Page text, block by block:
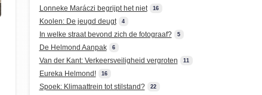
Lonneke Maráczi begrijpt het niet
16
Koolen: De jeugd deugt 4
In welke straat bevond zich de fotograaf? 5
De Helmond Aanpak 6
Van der Kant: Verkeersveiligheid vergroten 11
Eureka Helmond! 16
Spoek: Klimaattrein tot stilstand? 22